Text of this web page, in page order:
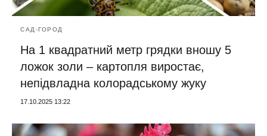
САД-ГОРОД
На 1 квадратний метр грядки вношу 5
ложок золи – картопля виростає,
непідвладна колорадському жуку
17.10.2025 13:22